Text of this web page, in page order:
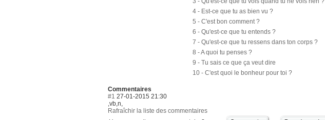
4 - Est-ce que tu as bien vu ?
5 - C'est bon comment ?
6 - Qu'est-ce que tu entends ?
7 - Qu'est-ce que tu ressens dans ton corps ?
8 - A quoi tu penses ?
9 - Tu sais ce que ça veut dire
10 - C'est quoi le bonheur pour toi ?
Commentaires
#1 27-01-2015 21:30
,vb,n,
Rafraîchir la liste des commentaires